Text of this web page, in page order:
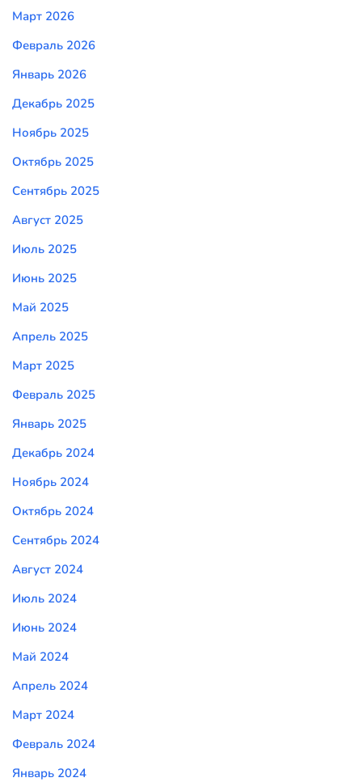
Март 2026
Февраль 2026
Январь 2026
Декабрь 2025
Ноябрь 2025
Октябрь 2025
Сентябрь 2025
Август 2025
Июль 2025
Июнь 2025
Май 2025
Апрель 2025
Март 2025
Февраль 2025
Январь 2025
Декабрь 2024
Ноябрь 2024
Октябрь 2024
Сентябрь 2024
Август 2024
Июль 2024
Июнь 2024
Май 2024
Апрель 2024
Март 2024
Февраль 2024
Январь 2024